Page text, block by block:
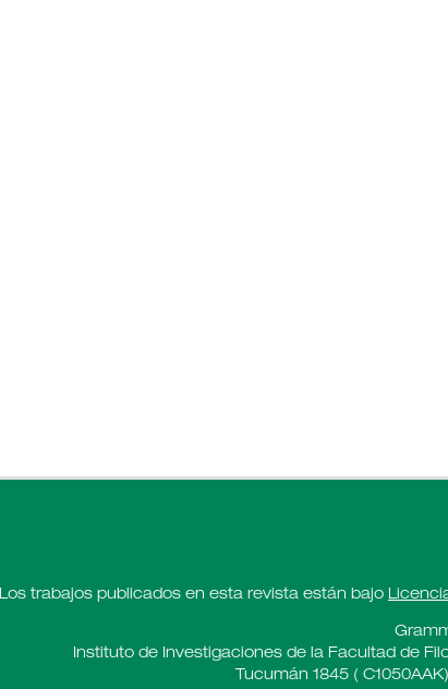
Los trabajos publicados en esta revista están bajo
Instituto de Investigaciones de la Facultad de
Tucumán 1845 (